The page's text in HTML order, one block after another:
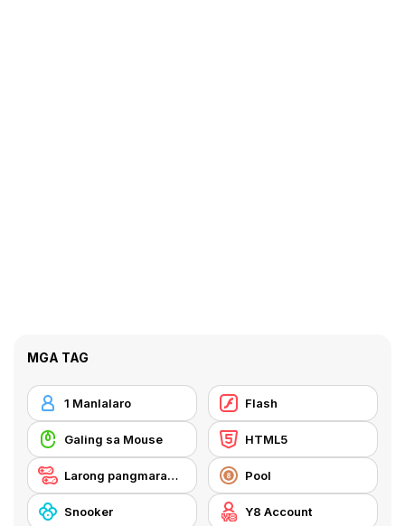
MGA TAG
1 Manlalaro Flash
Galing sa Mouse HTML5
Larong pangmaramihan Pool
Snooker Y8 Account